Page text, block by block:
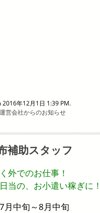
2016年12月1日 1:39 PM.
運営会社からのお知らせ
補助スタッフ
外でのお仕事！
当の、お小遣い稼ぎに
7月中旬～8月中旬